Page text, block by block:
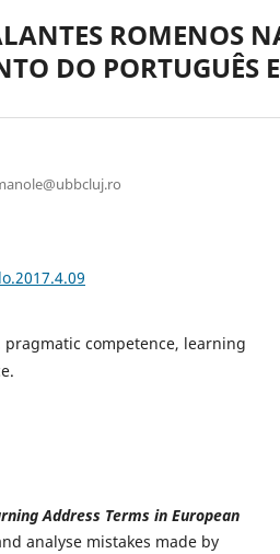
ROMENOS
DO PORTUGUÊS
pragmatic competence, learning
Address Terms in European
analyse mistakes made by